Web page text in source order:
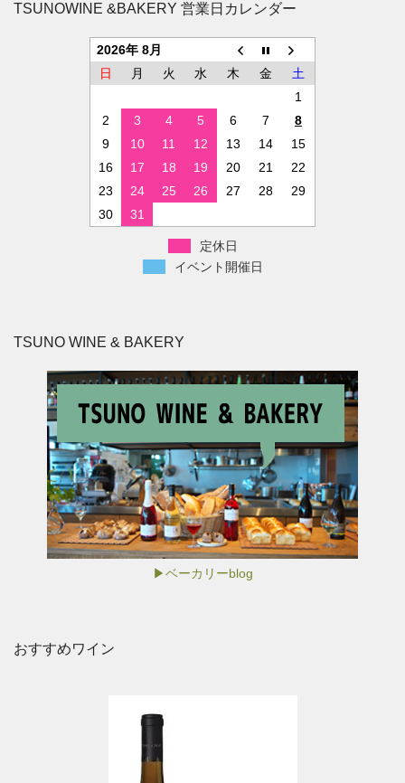
TSUNOWINE &BAKERY 営業日カレンダー
2026年 8月
日
月 火 水 木 金
土
1
2
3 4 5 6 7
8
9
10 11 12 13 14
15
16
17 18 19 20 21
22
23
24 25 26 27 28
29
30
31
定休日
イベント開催日
TSUNO WINE & BAKERY
▶ベーカリーblog
おすすめワイン